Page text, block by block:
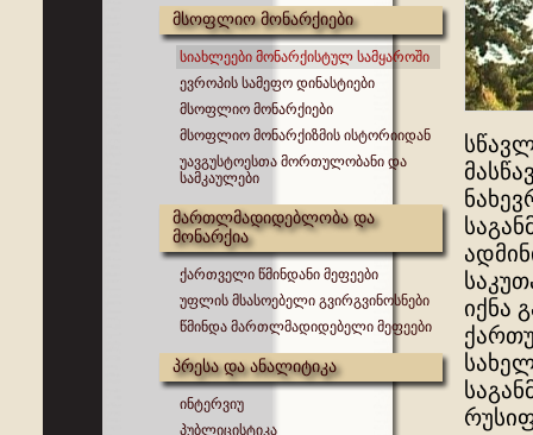
მსოფლიო მონარქიები
სიახლეები მონარქისტულ სამყაროში
ევროპის სამეფო დინასტიები
მსოფლიო მონარქიები
მსოფლიო მონარქიზმის ისტორიიდან
უავგუსტოესთა მორთულობანი და
სამკაულები
მართლმადიდებლობა და
მონარქია
ქართველი წმინდანი მეფეები
უფლის მსასოებელი გვირგვინოსნები
წმინდა მართლმადიდებელი მეფეები
პრესა და ანალიტიკა
ინტერვიუ
პუბლიცისტიკა
იქნა